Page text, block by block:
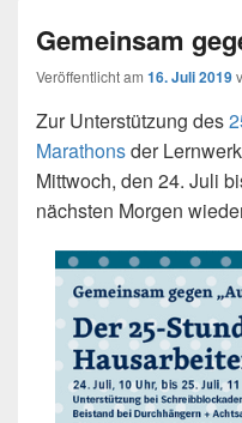
Gemeinsam
Veröffentlicht am 16. Juli 2019
Zur Unterstützung des
Marathonsder
Mittwoch, den 24. Juli
nächsten Morgen